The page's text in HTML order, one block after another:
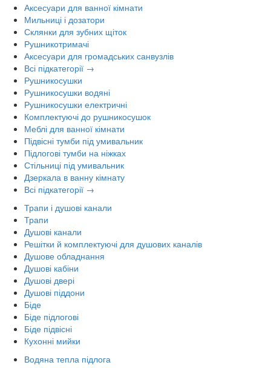
Аксесуари для ванної кімнати
Мильниці і дозатори
Склянки для зубних щіток
Рушникотримачі
Аксесуари для громадських санвузлів
Всі підкатегорії →
Рушникосушки
Рушникосушки водяні
Рушникосушки електричні
Комплектуючі до рушникосушок
Меблі для ванної кімнати
Підвісні тумби під умивальник
Підлогові тумби на ніжках
Стільниці під умивальник
Дзеркала в ванну кімнату
Всі підкатегорії →
Трапи і душові канали
Трапи
Душові канали
Решітки й комплектуючі для душових каналів
Душове обладнання
Душові кабіни
Душові двері
Душові піддони
Біде
Біде підлогові
Біде підвісні
Кухонні мийки
Водяна тепла підлога